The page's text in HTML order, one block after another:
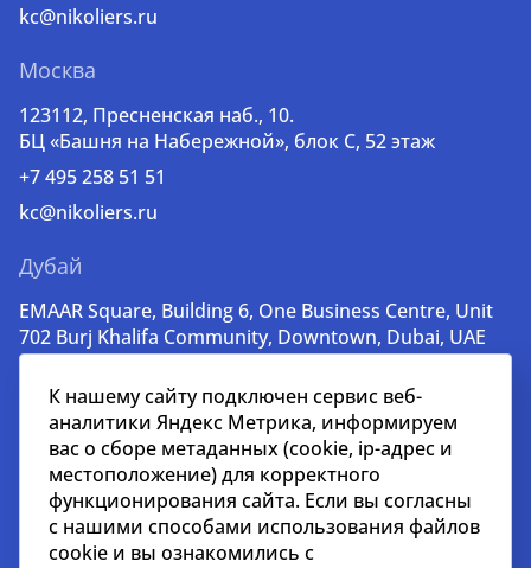
kc@nikoliers.ru
Москва
123112, Пресненская наб., 10.
БЦ «Башня на Набережной», блок С, 52 этаж
+7 495 258 51 51
kc@nikoliers.ru
Дубай
EMAAR Square, Building 6, One Business Centre, Unit
702 Burj Khalifa Community, Downtown, Dubai, UAE
lead@nikoliers-global.com
© nikoliers.ru 1994 - 2026
Все права защищены
Информация, представленная на странице, носит
К нашему сайту подключен сервис веб-
аналитики Яндекс Метрика, информируем
вас о сборе метаданных (cookie, ip-адрес и
местоположение) для корректного
функционирования сайта. Если вы согласны
с нашими способами использования файлов
cookie и вы ознакомились с